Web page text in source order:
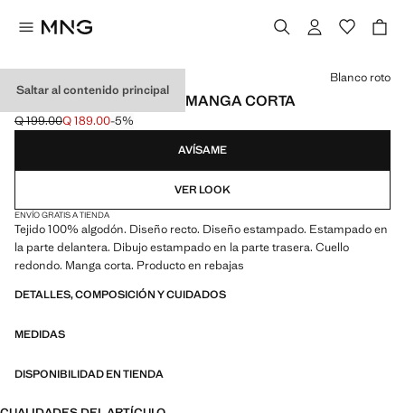
Saltar al contenido principal
CAMISETA ESTAMPADA MANGA CORTA
Precio inicial tachado [Q 199.00 ]
Q 199.00
Precio actual [Q 189.00 ]
Q 189.00-5%
Selecciona un color
Blanco roto
AVÍSAME
VER LOOK
ENVÍO GRATIS A TIENDA
Tejido 100% algodón. Diseño recto. Diseño estampado. Estampado en
la parte delantera. Dibujo estampado en la parte trasera. Cuello
redondo. Manga corta. Producto en rebajas
DETALLES, COMPOSICIÓN Y CUIDADOS
MEDIDAS
DISPONIBILIDAD EN TIENDA